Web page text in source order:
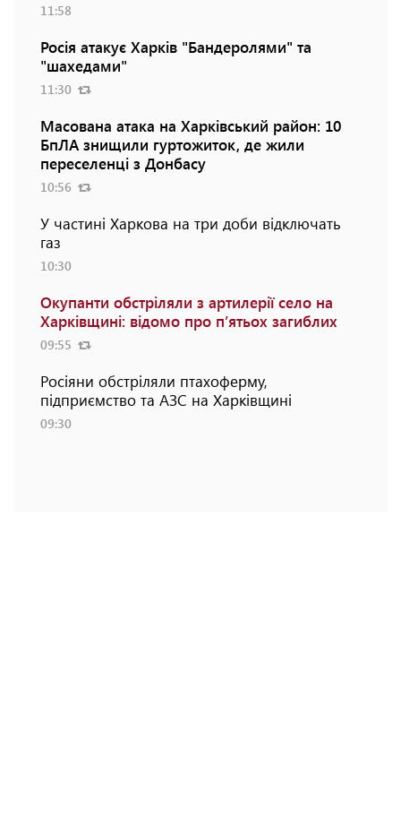
11:58
Росія атакує Харків "Бандеролями" та
"шахедами"
11:30
Масована атака на Харківський район: 10
БпЛА знищили гуртожиток, де жили
переселенці з Донбасу
10:56
У частині Харкова на три доби відключать
газ
10:30
Окупанти обстріляли з артилерії село на
Харківщині: відомо про п’ятьох загиблих
09:55
Росіяни обстріляли птахоферму,
підприємство та АЗС на Харківщині
09:30